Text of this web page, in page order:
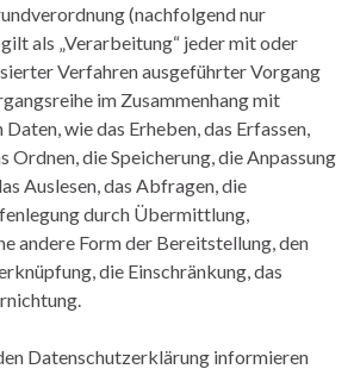
(nachfolgend nur
gilt als „Verarbeitung“ jeder mit oder
Verfahren ausgeführter Vorgang
im Zusammenhang mit
wie das Erheben, das Erfassen,
Ordnen, die Speicherung, die Anpassung
Auslesen, das Abfragen, die
durch Übermittlung,
andere Form der Bereitstellung, den
die Einschränkung, das
Datenschutzerklärung informieren